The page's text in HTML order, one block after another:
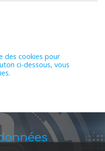
des cookies pour
ci-dessous, vous